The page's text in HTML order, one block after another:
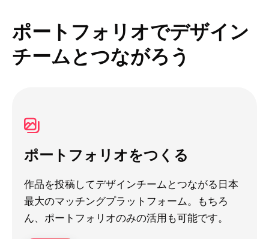
ポートフォリオでデザイン
チームとつながろう
ポートフォリオをつくる
作品を投稿してデザインチームとつながる日本
最大のマッチングプラットフォーム。もちろ
ん、ポートフォリオのみの活用も可能です。